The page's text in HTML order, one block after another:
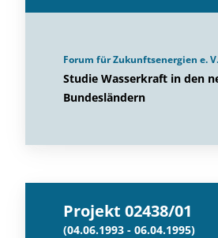
Forum für Zukunftsenergien e. V.
Studie Wasserkraft in den
Bundesländern
Projekt 02438/01
(04.06.1993 - 06.04.1995)